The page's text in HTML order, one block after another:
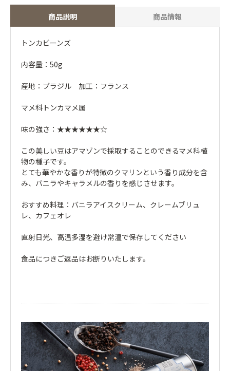
商品説明 商品情報
トンカビーンズ
内容量：50g
産地：ブラジル 加工：フランス
マメ科トンカマメ属
味の強さ：★★★★★★☆
この美しい豆はアマゾンで採取することのできるマメ科植
物の種子です。
とても華やかな香りが特徴のクマリンという香り成分を含
み、バニラやキャラメルの香りを感じさせます。
おすすめ料理：バニラアイスクリーム、クレームブリュ
レ、カフェオレ
直射日光、高温多湿を避け常温で保存してください
食品につきご返品はお断りいたします。